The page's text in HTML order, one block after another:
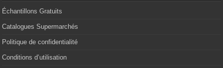
Échantillons Gratuits
Catalogues Supermarchés
Politique de confidentialité
Conditions d’utilisation